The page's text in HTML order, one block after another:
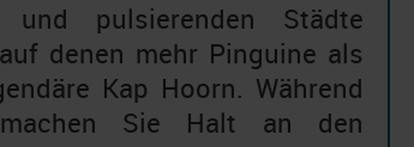
und pulsierenden Städte
denen mehr Pinguine als
Kap Hoorn. Während
machen Sie Halt an den